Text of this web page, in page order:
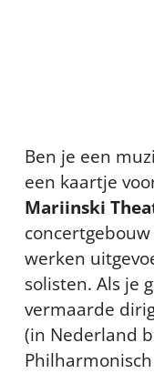
Ben je een
een kaartje
Mariinski
werken
solisten. Als je
vermaarde
(in Nederland